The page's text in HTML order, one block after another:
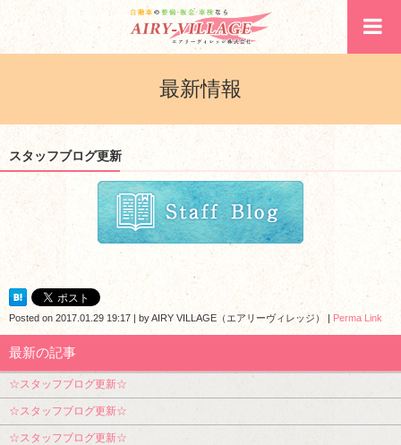
最新情報
スタッフブログ更新
Posted on 2017.01.29 19:17 | byAIRY VILLAGE（エアリーヴィレッジ） | Perma Link
最新の記事
☆スタッフブログ更新☆
☆スタッフブログ更新☆
☆スタッフブログ更新☆